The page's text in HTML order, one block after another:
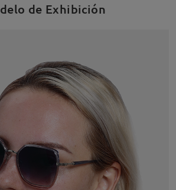
de Exhibición